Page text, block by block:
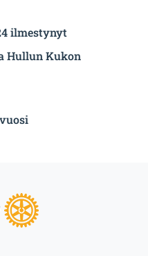
ilmestynyt
Hullun Kukon